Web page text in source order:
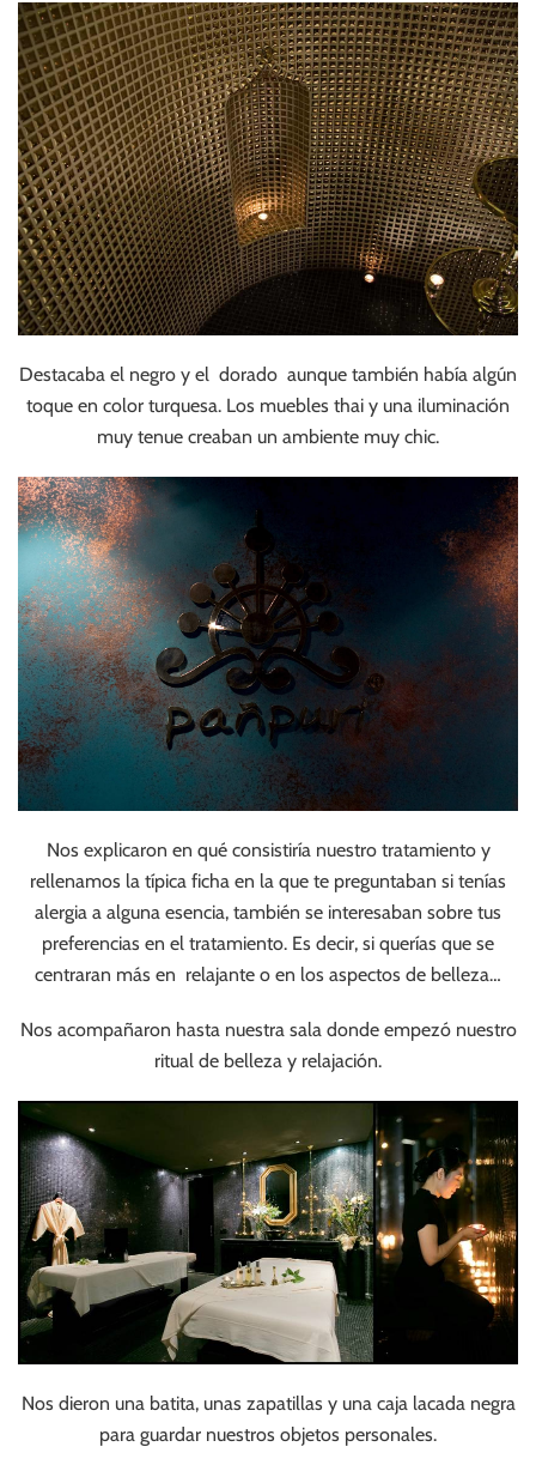
Destacaba el negro y el dorado aunque también había algún
toque en color turquesa. Los muebles thai y una iluminación
muy tenue creaban un ambiente muy chic.
Nos explicaron en qué consistiría nuestro tratamiento y
rellenamos la típica ficha en la que te preguntaban si tenías
alergia a alguna esencia, también se interesaban sobre tus
preferencias en el tratamiento. Es decir, si querías que se
centraran más en relajante o en los aspectos de belleza…
Nos acompañaron hasta nuestra sala donde empezó nuestro
ritual de belleza y relajación.
Nos dieron una batita, unas zapatillas y una caja lacada negra
para guardar nuestros objetos personales.